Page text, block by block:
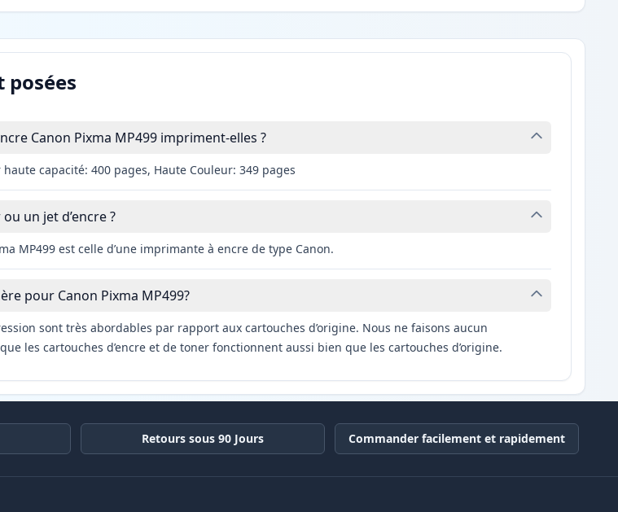
Canon Pixma MP499 impriment-elles ?
capacité: 400 pages, Haute Couleur: 349 pages
un jet d’encre ?
MP499 est celle d’une imprimante à encre de type Canon.
pour Canon Pixma MP499?
sont très abordables par rapport aux cartouches d’origine. Nous ne faisons aucun
les cartouches d’encre et de toner fonctionnent aussi bien que les cartouches d’origine.
Retours sous 90 Jours Commander facilement et rapidement